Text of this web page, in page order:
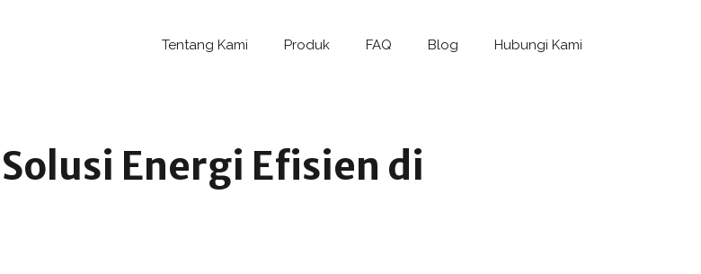
Tentang Kami Produk FAQ Blog Hubungi Kami
Energi Efisien di